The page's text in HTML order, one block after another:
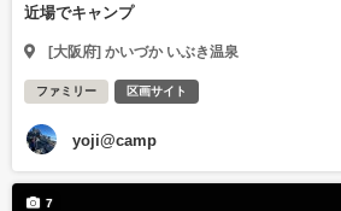
近場でキャンプ
[大阪府] かいづか いぶき温泉
ファミリー 区画サイト
yoji@camp
7